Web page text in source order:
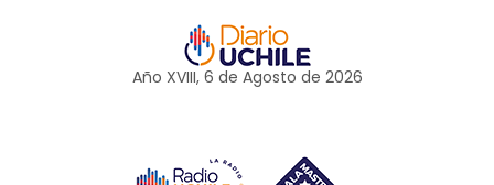
Año XVIII, 6 de Agosto de 2026